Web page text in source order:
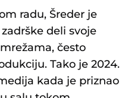
radu, Šreder je
deli svoje
često
Tako je 2024.
kada je priznao